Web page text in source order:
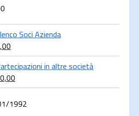
Soci Azienda
in altre società
1992